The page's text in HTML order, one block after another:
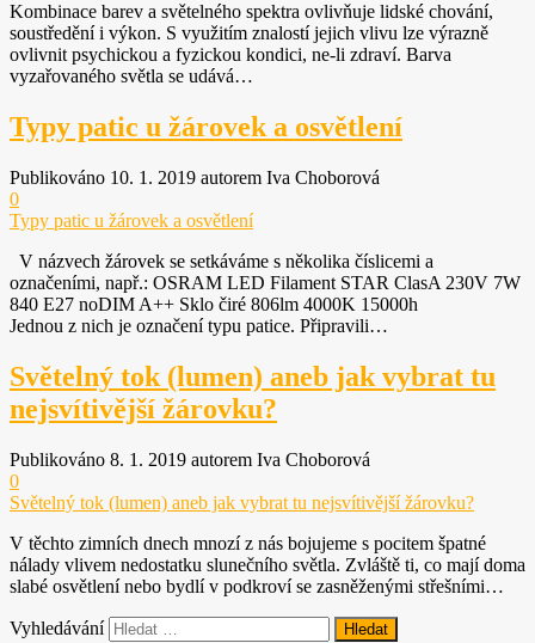
Kombinace barev a světelného spektra ovlivňuje lidské chování,
soustředění i výkon. S využitím znalostí jejich vlivu lze výrazně
ovlivnit psychickou a fyzickou kondici, ne-li zdraví. Barva
vyzařovaného světla se udává…
Typy patic u žárovek a osvětlení
Publikováno 10. 1. 2019 autorem Iva Choborová
0
Typy patic u žárovek a osvětlení
V názvech žárovek se setkáváme s několika číslicemi a
označeními, např.: OSRAM LED Filament STAR ClasA 230V 7W
840 E27 noDIM A++ Sklo čiré 806lm 4000K 15000h
Jednou z nich je označení typu patice. Připravili…
Světelný tok (lumen) aneb jak vybrat tu
nejsvítivější žárovku?
Publikováno 8. 1. 2019 autorem Iva Choborová
0
Světelný tok (lumen) aneb jak vybrat tu nejsvítivější žárovku?
V těchto zimních dnech mnozí z nás bojujeme s pocitem špatné
nálady vlivem nedostatku slunečního světla. Zvláště ti, co mají doma
slabé osvětlení nebo bydlí v podkroví se zasněženými střešními…
Vyhledávání